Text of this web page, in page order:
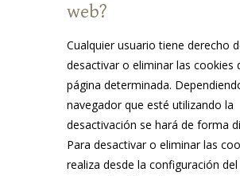
web?
Cualquier usuario tiene derecho
desactivar o eliminar las cookies
página determinada.
navegador que esté utilizando la
desactivación se hará de forma
Para desactivar o eliminar las
realiza desde la configuración del